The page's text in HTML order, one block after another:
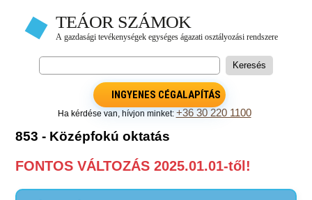
INGYENES CÉGALAPÍTÁS
Ha kérdése van, hívjon minket: +36 30 220 1100
853 - Középfokú oktatás
FONTOS VÁLTOZÁS 2025.01.01-től!